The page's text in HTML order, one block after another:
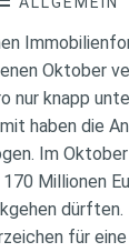
Oktober
nur knapp
haben die
Im
Millionen
dürften.
für